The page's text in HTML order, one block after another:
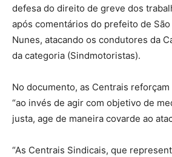
defesa do direito de greve dos
após comentários do prefeito de São
Nunes, atacando os condutores da
da categoria (Sindmotoristas).
No documento, as Centrais
“ao invés de agir com objetivo de
justa, age de maneira covarde ao
“As Centrais Sindicais, que